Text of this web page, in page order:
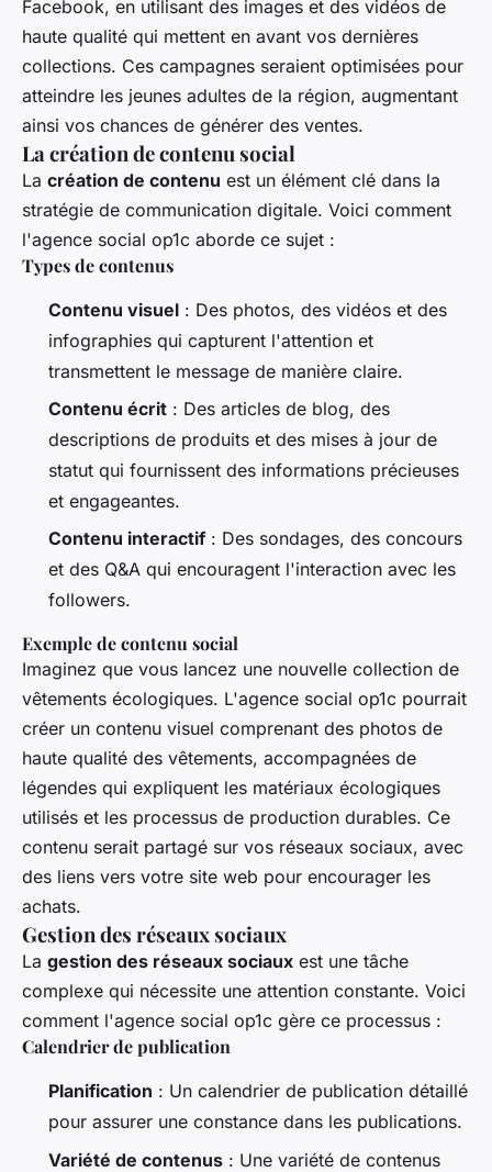
Facebook, en utilisant des images et des vidéos de
haute qualité qui mettent en avant vos dernières
collections. Ces campagnes seraient optimisées pour
atteindre les jeunes adultes de la région, augmentant
ainsi vos chances de générer des ventes.
La création de contenu social
La création de contenu est un élément clé dans la
stratégie de communication digitale. Voici comment
l'agence social op1c aborde ce sujet :
Types de contenus
Contenu visuel : Des photos, des vidéos et des
infographies qui capturent l'attention et
transmettent le message de manière claire.
Contenu écrit : Des articles de blog, des
descriptions de produits et des mises à jour de
statut qui fournissent des informations précieuses
et engageantes.
Contenu interactif : Des sondages, des concours
et des Q&A qui encouragent l'interaction avec les
followers.
Exemple de contenu social
Imaginez que vous lancez une nouvelle collection de
vêtements écologiques. L'agence social op1c pourrait
créer un contenu visuel comprenant des photos de
haute qualité des vêtements, accompagnées de
légendes qui expliquent les matériaux écologiques
utilisés et les processus de production durables. Ce
contenu serait partagé sur vos réseaux sociaux, avec
des liens vers votre site web pour encourager les
achats.
Gestion des réseaux sociaux
La gestion des réseaux sociaux est une tâche
complexe qui nécessite une attention constante. Voici
comment l'agence social op1c gère ce processus :
Calendrier de publication
Planification : Un calendrier de publication détaillé
pour assurer une constance dans les publications.
Variété de contenus : Une variété de contenus